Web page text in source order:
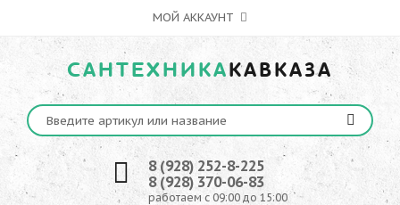
МОЙ АККАУНТ
САНТЕХНИКАКАВКАЗА
8 (928) 252-8-225
8 (928) 370-06-83
работаем с 09:00 до 15:00